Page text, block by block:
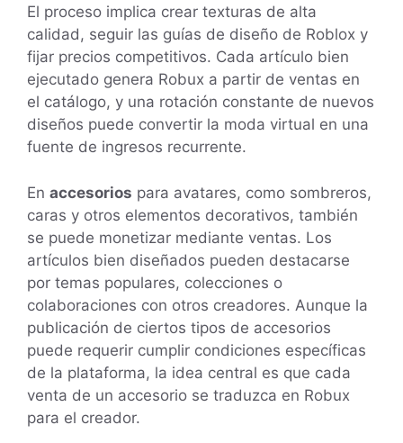
El proceso implica crear texturas de alta
calidad, seguir las guías de diseño de Roblox y
fijar precios competitivos. Cada artículo bien
ejecutado genera Robux a partir de ventas en
el catálogo, y una rotación constante de nuevos
diseños puede convertir la moda virtual en una
fuente de ingresos recurrente.
En accesorios para avatares, como sombreros,
caras y otros elementos decorativos, también
se puede monetizar mediante ventas. Los
artículos bien diseñados pueden destacarse
por temas populares, colecciones o
colaboraciones con otros creadores. Aunque la
publicación de ciertos tipos de accesorios
puede requerir cumplir condiciones específicas
de la plataforma, la idea central es que cada
venta de un accesorio se traduzca en Robux
para el creador.